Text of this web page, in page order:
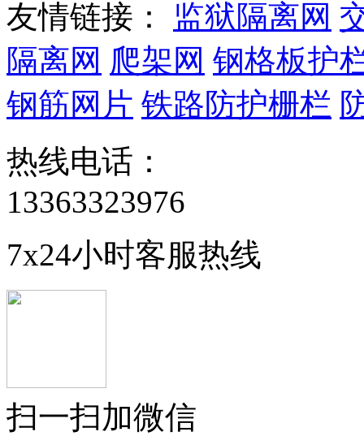
友情链接： 监狱隔离网
隔离网 爬架网 钢格板护
钢筋网片 铁路防护栅栏
热线电话：
13363323976
7x24小时客服热线
扫一扫加微信